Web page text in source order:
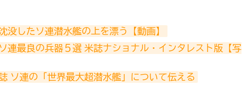
没したソ連潜水艦の上を漂う【動画】
連最良の兵器５選 米誌ナショナル・インタレスト版【写
ソ連の「世界最大超潜水艦」について伝える